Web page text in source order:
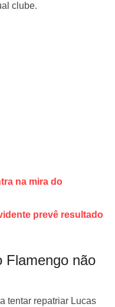
clube.
na mira do
prevê resultado
Flamengo não
tentar repatriar Lucas